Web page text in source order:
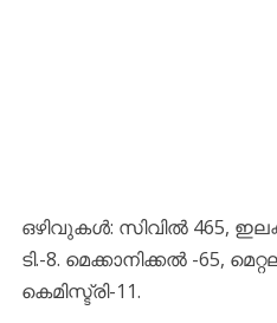
ഒഴിവുകൾ: സിവിൽ 465,
ടി.-8. മെക്കാനിക്കൽ -65,
കെമിസ്ട്ര‌ി-11.